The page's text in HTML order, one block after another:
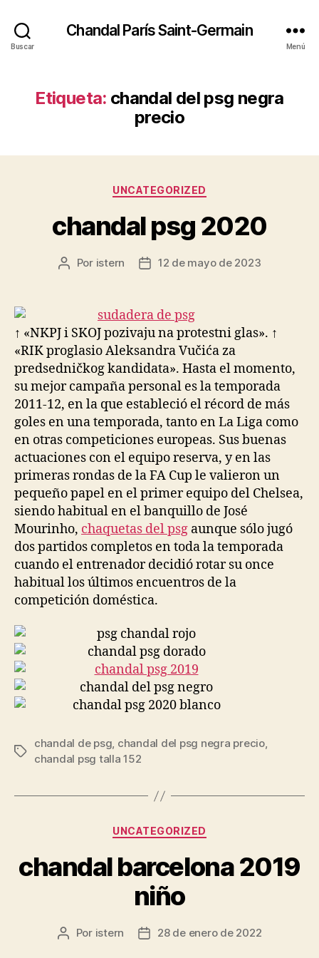
Buscar
Chandal París Saint-Germain
Menú
Etiqueta: chandal del psg negra
precio
Categorías
UNCATEGORIZED
chandal psg 2020
Autor
entrada
Por istern
Fecha
entrada
12 de mayo de 2023
↑ «NKPJ i SKOJ pozivaju na protestni glas». ↑
«RIK proglasio Aleksandra Vučića za
predsedničkog kandidata». Hasta el momento,
su mejor campaña personal es la temporada
2011-12, en la que estableció el récord de más
goles en una temporada, tanto en La Liga como
en otras competiciones europeas. Sus buenas
actuaciones con el equipo reserva, y en las
primeras rondas de la FA Cup le valieron un
pequeño papel en el primer equipo del Chelsea,
siendo habitual en el banquillo de José
Mourinho, chaquetas del psg aunque sólo jugó
dos partidos completos en toda la temporada
cuando el entrenador decidió rotar su once
habitual los últimos encuentros de la
competición doméstica.
Etiquetas
chandal de psg, chandal del psg negra precio,
chandal psg talla 152
Categorías
UNCATEGORIZED
chandal barcelona 2019
niño
Autor
Por istern
Fecha28 de enero de 2022